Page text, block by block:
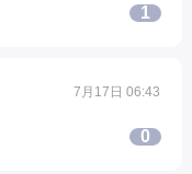
1
7月17日 06:43
0